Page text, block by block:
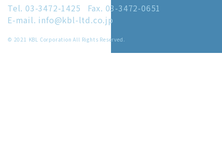
Tel. 03-3472-1425
Fax. 03-3472-0651
E-mail. info@kbl-ltd.co.jp
© 2021 KBL Corporation All Rights Reserved.